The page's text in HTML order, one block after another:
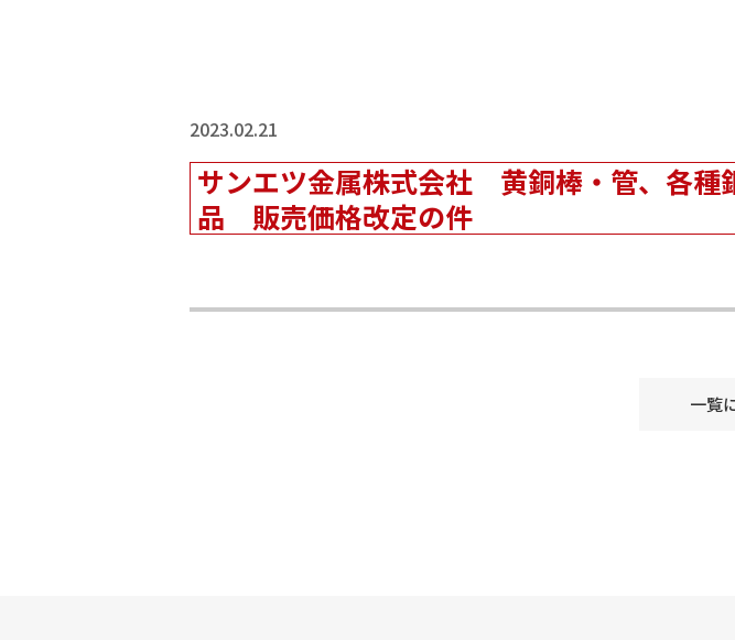
2023.02.21
サンエツ金属株式会社 黄銅棒・管、各種
品 販売価格改定の件
一覧